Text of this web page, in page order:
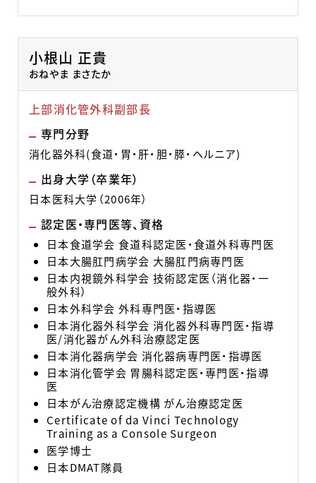
小根山 正貴
おねやま まさたか
上部消化管外科副部長
専門分野
消化器外科(食道・胃・肝・胆・膵・ヘルニア)
出身大学（卒業年）
日本医科大学（2006年）
認定医・専門医等、資格
日本食道学会 食道科認定医・食道外科専門医
日本大腸肛門病学会 大腸肛門病専門医
日本内視鏡外科学会 技術認定医（消化器・一
般外科）
日本外科学会 外科専門医・指導医
日本消化器外科学会 消化器外科専門医・指導
医/消化器がん外科治療認定医
日本消化器病学会 消化器病専門医・指導医
日本消化管学会 胃腸科認定医・専門医・指導
医
日本がん治療認定機構 がん治療認定医
Certificate of da Vinci Technology
Training as a Console Surgeon
医学博士
日本DMAT隊員